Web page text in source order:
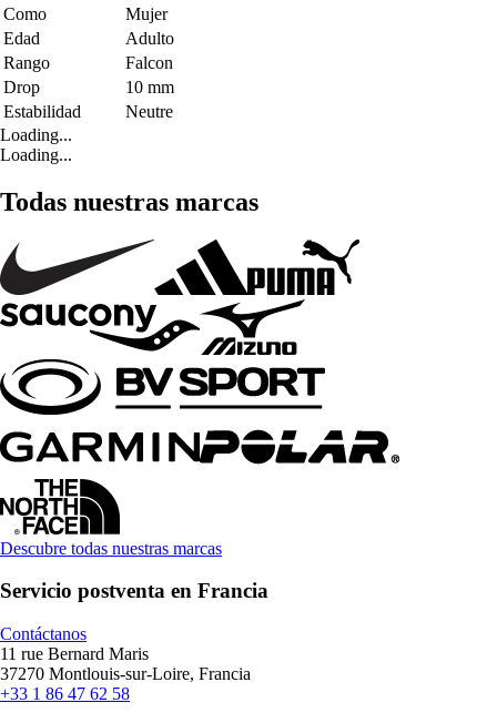
Como
Mujer
Edad
Adulto
Rango
Falcon
Drop
10 mm
Estabilidad
Neutre
Loading...
Loading...
Todas nuestras marcas
Descubre todas nuestras marcas
Servicio postventa en Francia
Contáctanos
11 rue Bernard Maris
37270 Montlouis-sur-Loire, Francia
+33 1 86 47 62 58